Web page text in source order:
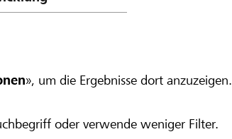
», um die Ergebnisse dort anzuzeigen.
oder verwende weniger Filter.